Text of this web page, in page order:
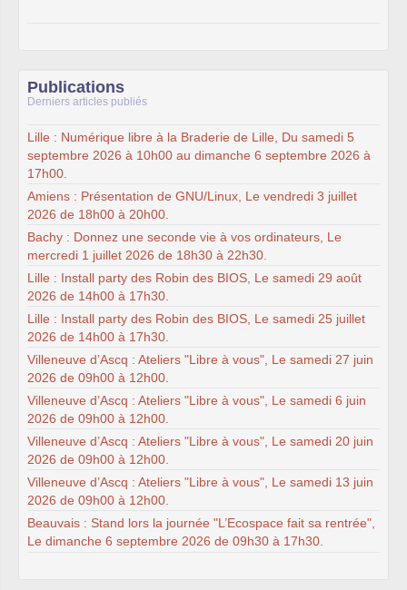
Publications
Derniers articles publiés
Lille : Numérique libre à la Braderie de Lille, Du samedi 5
septembre 2026 à 10h00 au dimanche 6 septembre 2026 à
17h00.
Amiens : Présentation de GNU/Linux, Le vendredi 3 juillet
2026 de 18h00 à 20h00.
Bachy : Donnez une seconde vie à vos ordinateurs, Le
mercredi 1 juillet 2026 de 18h30 à 22h30.
Lille : Install party des Robin des BIOS, Le samedi 29 août
2026 de 14h00 à 17h30.
Lille : Install party des Robin des BIOS, Le samedi 25 juillet
2026 de 14h00 à 17h30.
Villeneuve d’Ascq : Ateliers "Libre à vous", Le samedi 27 juin
2026 de 09h00 à 12h00.
Villeneuve d’Ascq : Ateliers "Libre à vous", Le samedi 6 juin
2026 de 09h00 à 12h00.
Villeneuve d’Ascq : Ateliers "Libre à vous", Le samedi 20 juin
2026 de 09h00 à 12h00.
Villeneuve d’Ascq : Ateliers "Libre à vous", Le samedi 13 juin
2026 de 09h00 à 12h00.
Beauvais : Stand lors la journée "L’Ecospace fait sa rentrée",
Le dimanche 6 septembre 2026 de 09h30 à 17h30.